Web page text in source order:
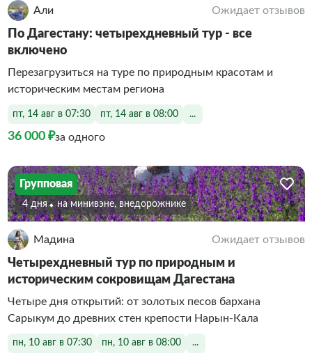
Али Ожидает отзывов
По Дагестану: четырехдневный тур - все
включено
Перезагрузиться на туре по природным красотам и
историческим местам региона
пт, 14 авг в 07:30 пт, 14 авг в 08:00 ...
36 000 ₽за одного
Групповая
4 дня На минивэне, внедорожнике
Мадина Ожидает отзывов
Четырехдневный тур по природным и
историческим сокровищам Дагестана
Четыре дня открытий: от золотых песов бархана
Сарыкум до древних стен крепости Нарын-Кала
пн, 10 авг в 07:30 пн, 10 авг в 08:00 ...